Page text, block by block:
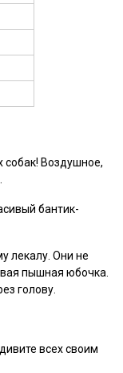
собак! Воздушное,
бантик-
лекалу. Они не
пышная юбочка.
голову.
всех своим